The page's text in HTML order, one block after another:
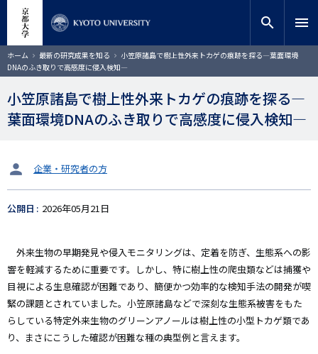
コ
ン
テ
ツ
に
サイト内検索
検索
search menu
ホーム 最新の研究成果を知る
小笠原諸島で樹上性外来トカゲの痕跡を探る―葉面環境
DNAのふき取りで高感度に侵入検知―
小笠原諸島で樹上性外来トカゲの痕跡を探る―
葉面環境DNAのふき取りで高感度に侵入検知―
タ
ッ
企業・研究者の方
公開日 2026年05月21日
外来生物の早期発見や侵入モニタリングは、定着を防ぎ、生態系への影
響を軽減するために重要です。しかし、特に樹上性の爬虫類などは捕獲や
目視による生息確認が困難であり、簡便かつ効率的な検知手法の開発が喫
緊の課題とされていました。小笠原諸島などで深刻な生態系被害をもた
らしている特定外来生物のグリーンアノールは樹上性の小型トカゲ類であ
り、まさにこうした確認が困難な種の典型例と言えます。